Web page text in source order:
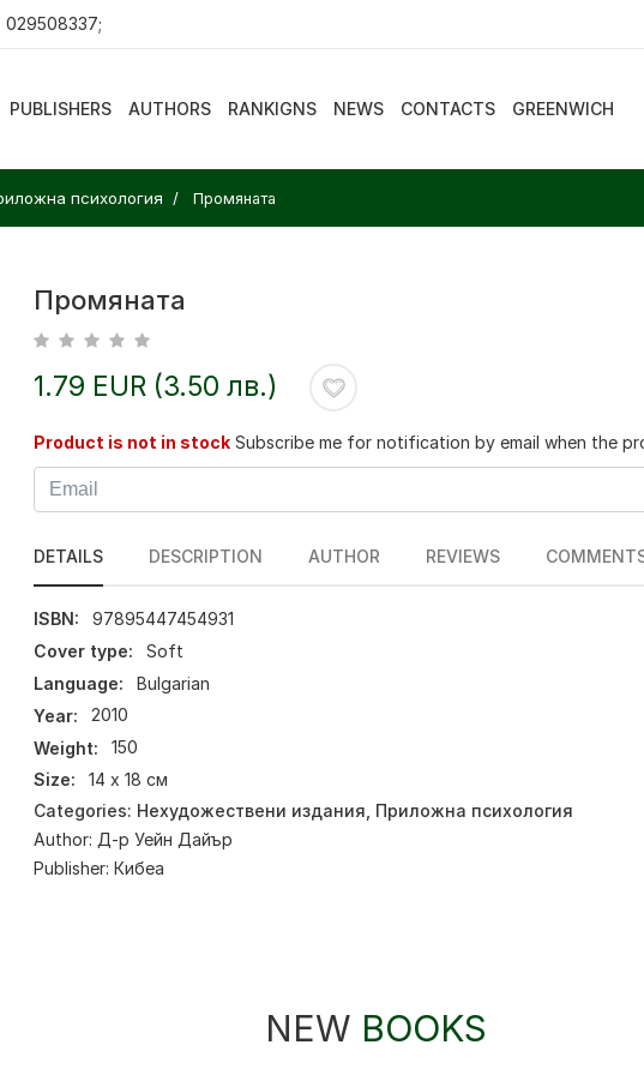
029508337;
PUBLISHERS AUTHORS RANKIGNS NEWS CONTACTS GREENWICH
психология Промяната
Промяната
1.79 EUR (3.50 лв.)
Product is not in stock Subscribe me for notification by email when the
DETAILS DESCRIPTION AUTHOR REVIEWS
ISBN:
97895447454931
Cover type:
Soft
Language:
Bulgarian
Year:
2010
Weight:
150
Size:
14 х 18 см
Categories: Нехудожествени издания Приложна психология
Author: Д-р Уейн Дайър
Publisher: Кибеа
NEW BOOKS